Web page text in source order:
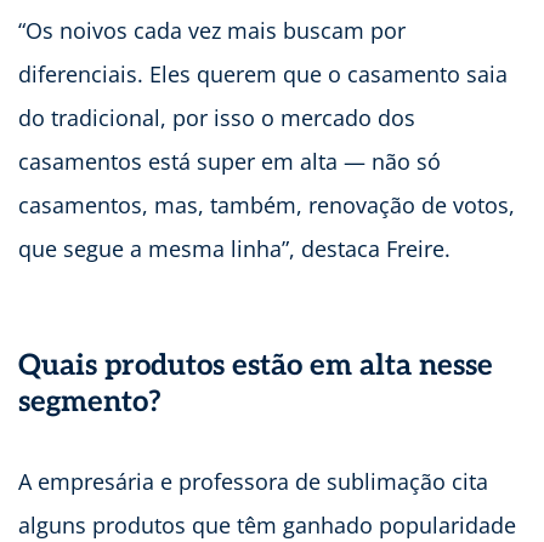
“Os noivos cada vez mais buscam por
diferenciais. Eles querem que o casamento saia
do tradicional, por isso o mercado dos
casamentos está super em alta — não só
casamentos, mas, também, renovação de votos,
que segue a mesma linha”, destaca Freire.
Quais produtos estão em alta nesse
segmento?
A empresária e professora de sublimação cita
alguns produtos que têm ganhado popularidade